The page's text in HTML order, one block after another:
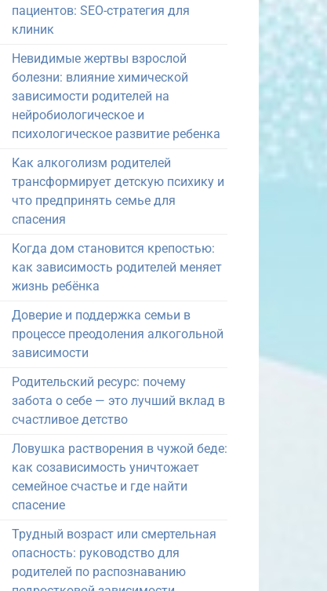
пациентов: SEO-стратегия для
клиник
Невидимые жертвы взрослой
болезни: влияние химической
зависимости родителей на
нейробиологическое и
психологическое развитие ребенка
Как алкоголизм родителей
трансформирует детскую психику и
что предпринять семье для
спасения
Когда дом становится крепостью:
как зависимость родителей меняет
жизнь ребёнка
Доверие и поддержка семьи в
процессе преодоления алкогольной
зависимости
Родительский ресурс: почему
забота о себе — это лучший вклад в
счастливое детство
Ловушка растворения в чужой беде:
как созависимость уничтожает
семейное счастье и где найти
спасение
Трудный возраст или смертельная
опасность: руководство для
родителей по распознаванию